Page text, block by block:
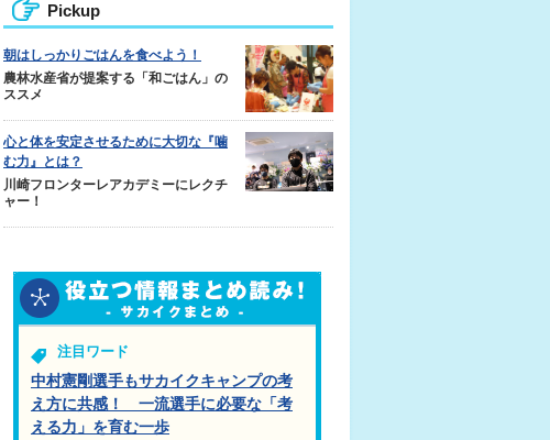
Pickup
朝はしっかりごはんを食べよう！
農林水産省が提案する「和ごはん」の
ススメ
心と体を安定させるために大切な『噛
む力』とは？
川崎フロンターレアカデミーにレクチ
ャー！
注目ワード
中村憲剛選手もサカイクキャンプの考
え方に共感！ 一流選手に必要な「考
える力」を育む一歩